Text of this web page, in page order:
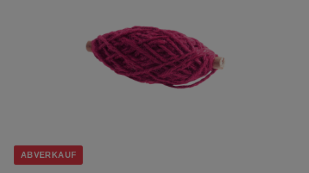
ABVERKAUF